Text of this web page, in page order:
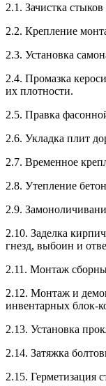
2.1. Зачистка
2.2. Крепление
2.3. Установка
2.4. Промазка
их плотности.
2.5. Правка
2.6. Укладка плит
2.7. Временное
2.8. Утепление
2.9.
2.10. Заделка
гнезд, выбоин и
2.11. Монтаж
2.12. Монтаж и
инвентарных блок-
2.13. Установка
2.14. Затяжка
2.15. Герметизация